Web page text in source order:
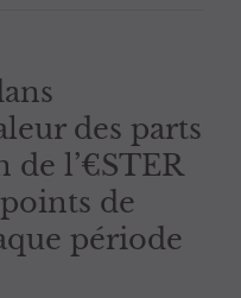
des parts
de l’€STER
de
période